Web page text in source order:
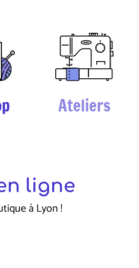
Ateliers
ligne
à Lyon !